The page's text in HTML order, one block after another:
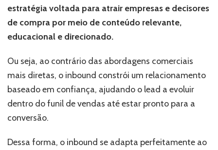
estratégia voltada para atrair empresas e decisores
de compra por meio de conteúdo relevante,
educacional e direcionado.
Ou seja, ao contrário das abordagens comerciais
mais diretas, o inbound constrói um relacionamento
baseado em confiança, ajudando o lead a evoluir
dentro do funil de vendas até estar pronto para a
conversão.
Dessa forma, o inbound se adapta perfeitamente ao